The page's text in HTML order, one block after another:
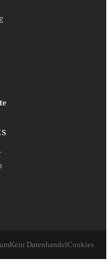
Kein DatenhandelCookies